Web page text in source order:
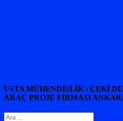
USTA MÜHENDİSLİK : ÇEKİ
ARAÇ PROJE FİRMASI
Arama: